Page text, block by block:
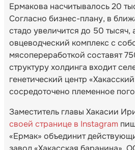
Ермакова насчитывалось 20
Согласно бизнес-плану, в
стадо увеличится до 50 тысяч,
овцеводческий комплекс с
мясопереработкой составят
структуру холдинга входит
генетический центр
сосредоточено племенное
Заместитель главы Хакасии
своей странице в Instagram
«Ермак» объединит